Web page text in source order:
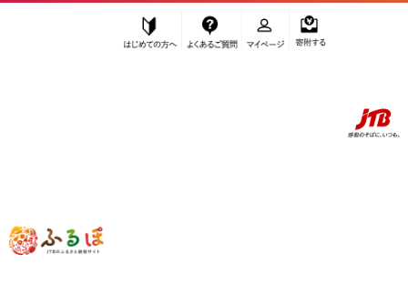
ふるぽ JTBのふるさと納税サイト
”コーヒー豆” 福岡県